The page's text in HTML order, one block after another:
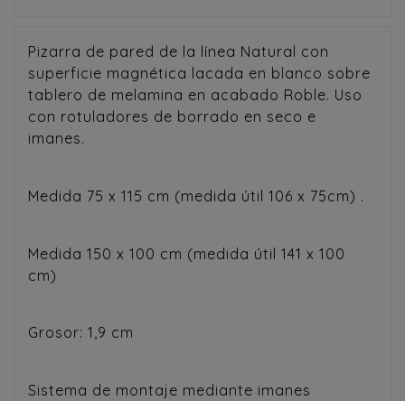
Pizarra de pared de la línea Natural con
superficie magnética lacada en blanco sobre
tablero de melamina en acabado Roble. Uso
con rotuladores de borrado en seco e
imanes.
Medida 75 x 115 cm (medida útil 106 x 75cm) .
Medida 150 x 100 cm (medida útil 141 x 100
cm)
Grosor: 1,9 cm
Sistema de montaje mediante imanes